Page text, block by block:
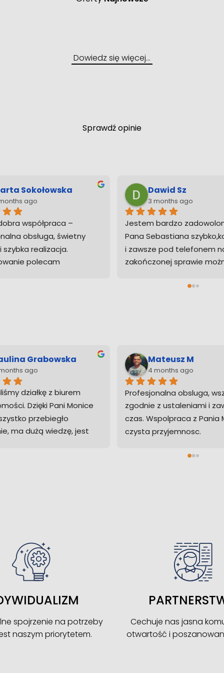
Dowiedz się więcej…
Sprawdź opinie
Gruszewicz
ago
Wiśniewscy
względem organizacji .
pomocna i bardzo
podchodzi do swojej
Sylwia K
4 months ago
Polecam biuro
Wisniewscy.Pan
alny.
Marzec
ago
sumieniem polecamy
współpracę z tym
mieszkania, która
mi się skomplikowanym
każdemu, komu zależy na
Mateusz Bobowski
4 months ago
Polecam biuro, Pani Kasia
przeprowadziła cały
dokumentacji zakupowej
Polecam
spojrzenie na potrzeby
naszym priorytetem.
Cechuje nas jasna
otwartość i